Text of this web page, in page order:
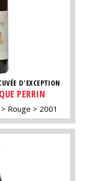
D'EXCEPTION
PERRIN
Rouge 2001